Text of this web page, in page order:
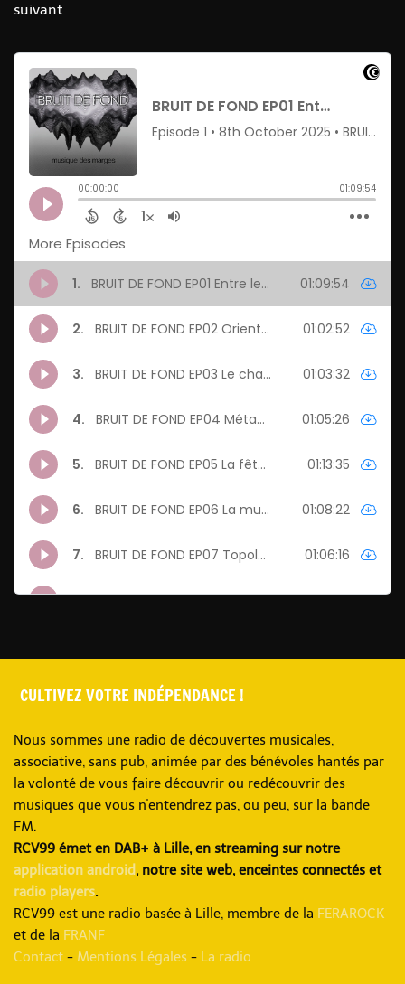
suivant
CULTIVEZ VOTRE INDÉPENDANCE !
Nous sommes une radio de découvertes musicales,
associative, sans pub, animée par des bénévoles hantés par
la volonté de vous faire découvrir ou redécouvrir des
musiques que vous n'entendrez pas, ou peu, sur la bande
FM.
RCV99 émet en DAB+ à Lille, en streaming sur notre
application android, notre site web, enceintes connectés et
radio players.
RCV99 est une radio basée à Lille, membre de la FERAROCK
et de la FRANF
Contact - Mentions Légales - La radio